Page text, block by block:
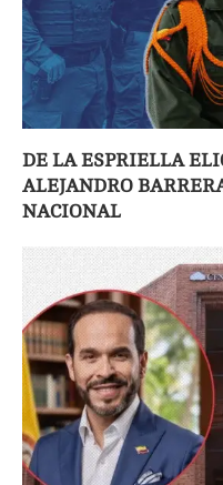
DE LA ESPRIELLA
ALEJANDRO
NACIONAL